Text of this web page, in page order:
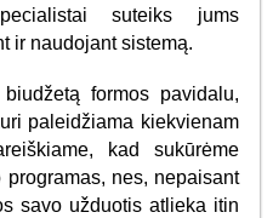
suteiks jums
ir naudojant sistemą.
formos pavidalu,
paleidžiama kiekvienam
kad sukūrėme
nes, nepaisant
savo užduotis atlieka itin